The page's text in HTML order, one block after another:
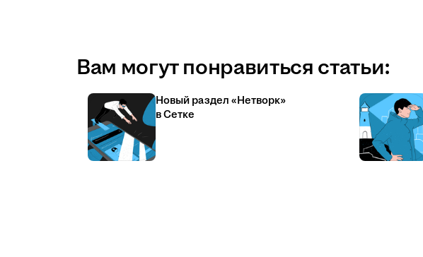
Вам могут понравиться статьи:
Новый раздел «Нетворк»
в Сетке